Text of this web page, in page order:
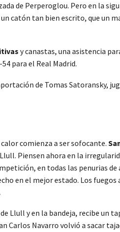
de Perperoglou. Pero en la
catón tan bien escrito, que un
y canastas, una asistencia
para el Real Madrid.
de Tomas Satoransky,
comienza a ser sofocante.
Piensen ahora en la
en todas las penurias de
en el mejor estado. Los
Llull y en la bandeja, recibe un
Carlos Navarro volvió a sacar